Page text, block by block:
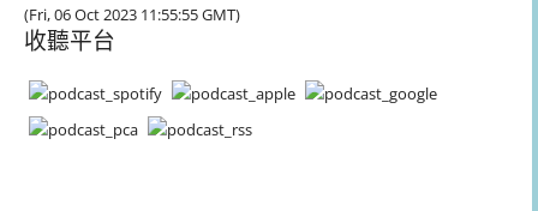
(Fri, 06 Oct 2023 11:55:55 GMT)
收聽平台